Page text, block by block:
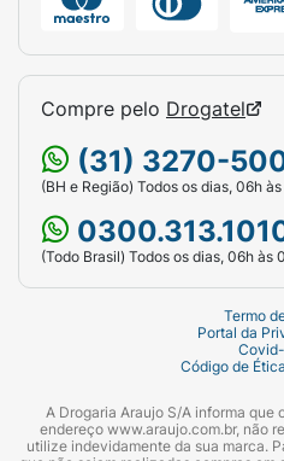
Compre pelo Drogatel
(31) 3270-
(BH e Região) Todos os dias, 06h
(Todo Brasil) Todos os dias, 06h às
Termo
Portal da
Código de
A Drogaria Araujo S/A informa
endereço www.araujo.com.br, não
utilize indevidamente da sua marca.